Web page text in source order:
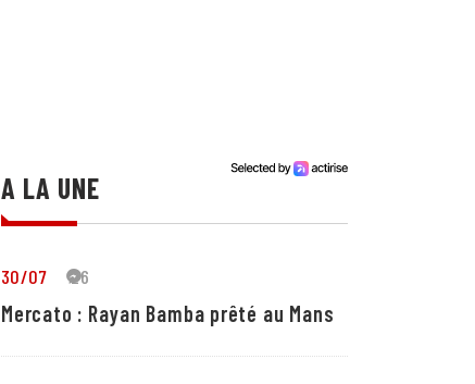
A LA UNE
30/07 26
Mercato : Rayan Bamba prêté au Mans